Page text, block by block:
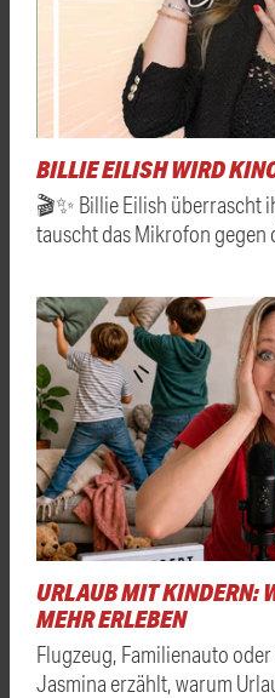
BILLIE EILISH WIRD
🎬✨ Billie Eilish überrascht
tauscht das Mikrofon
URLAUB MIT KINDERN:
MEHR ERLEBEN
Flugzeug, Familienauto
Jasmina erzählt, warum